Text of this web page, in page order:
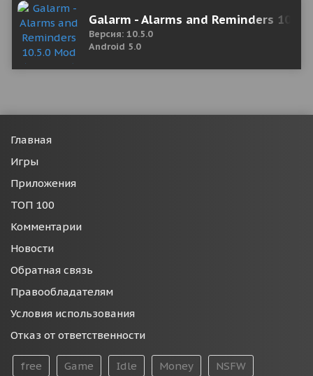
Galarm - Alarms and Reminders
Версия: 10.5.0
Android 5.0
Главная
Игры
Приложения
ТОП 100
Комментарии
Новости
Обратная связь
Правообладателям
Условия использования
Отказ от ответственности
free Game Idle Money NSFW